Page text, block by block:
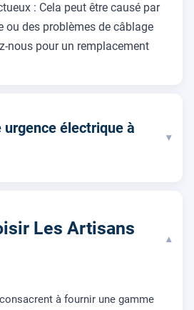
: Cela peut être causé par
ou des problèmes de câblage
nous pour un remplacement
urgence électrique à
▾
Les Artisans
▾
à fournir une gamme